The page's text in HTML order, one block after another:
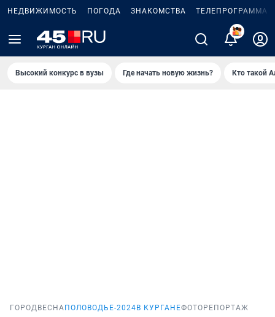
НЕДВИЖИМОСТЬ ПОГОДА ЗНАКОМСТВА ТЕЛЕПРОГРАММА
2
Высокий конкурс в вузы Где начать новую жизнь? Кто такой
ГОРОД ВЕСНА ПОЛОВОДЬЕ-2024 В КУРГАНЕФОТОРЕПОРТАЖ